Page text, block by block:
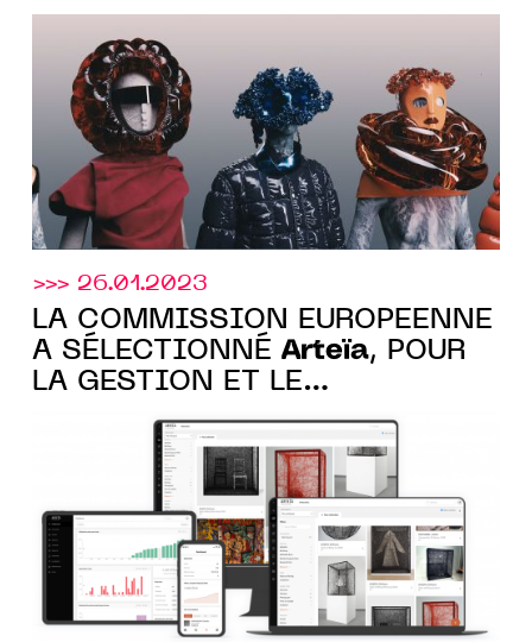
POUR LE STUDIO WEB3 THE
NEW FACE
>>> 26.01.2023
LA COMMISSION EUROPÉENNE
A SÉLECTIONNÉ Arteïa, POUR
LA GESTION ET LE
CATALOGAGE DE SA
COLLECTION D’ART